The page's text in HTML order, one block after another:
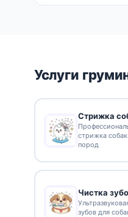
Услуги
Стрижка
стрижка
пород
Чистка
зубов для